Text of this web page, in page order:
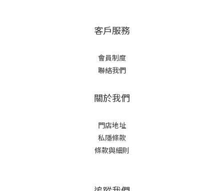
客戶服務
會員制度
聯絡我們
關於我們
門店地址
私隱條款
條款與細則